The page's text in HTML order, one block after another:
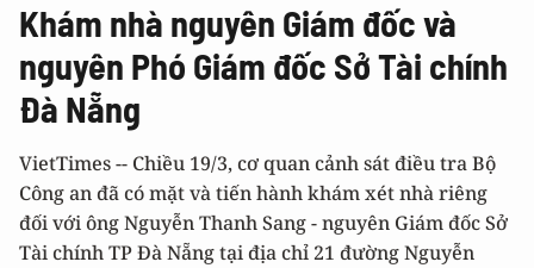
Khám nhà nguyên Giám đốc và
nguyên Phó Giám đốc Sở Tài chính
Đà Nẵng
VietTimes -- Chiều 19/3, cơ quan cảnh sát điều tra Bộ
Công an đã có mặt và tiến hành khám xét nhà riêng
đối với ông Nguyễn Thanh Sang - nguyên Giám đốc Sở
Tài chính TP Đà Nẵng tại địa chỉ 21 đường Nguyễn